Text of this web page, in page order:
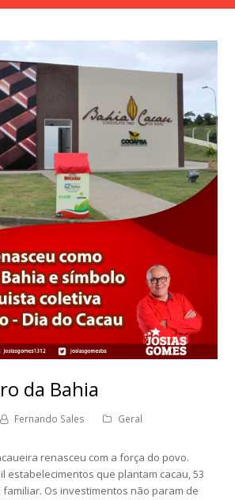
da Bahia
Fernando Sales
Geral
renasceu com a força do povo.
estabelecimentos que plantam cacau, 53
Os investimentos não param de